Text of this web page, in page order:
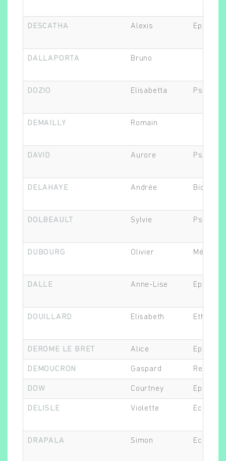
DESCATHA Alexis
DALLAPORTA Bruno
DOZIO Elisabetta
DEMAILLY Romain
DAVID Aurore
DELAHAYE Andrée
DOLBEAULT Sylvie
DUBOURG Olivier Médecin
DALLE Anne-Lise
DOUILLARD Elisabeth
DEROME LE BRET Alice
DEMOUCRON Gaspard
DOW Courtney
DELISLE Violette
DRAPALA Simon